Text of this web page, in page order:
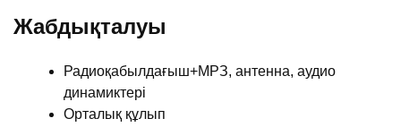
Жабдықталуы
Радиоқабылдағыш+МРЗ, антенна, аудио
динамиктері
Орталық құлып